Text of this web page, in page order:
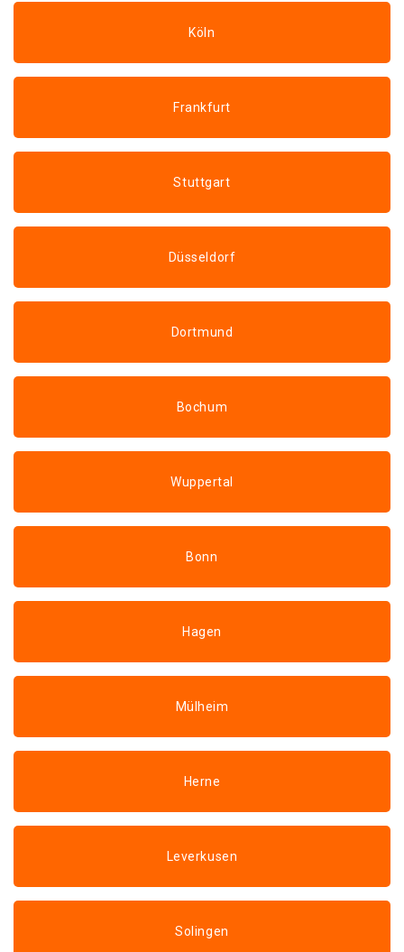
Köln
Frankfurt
Stuttgart
Düsseldorf
Dortmund
Bochum
Wuppertal
Bonn
Hagen
Mülheim
Herne
Leverkusen
Solingen